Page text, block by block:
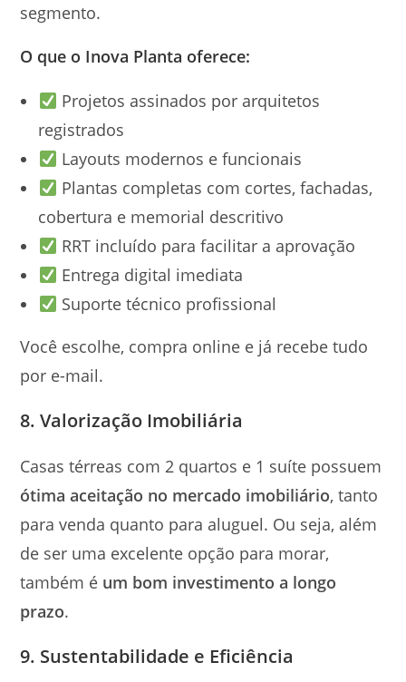
segmento.
O que o Inova Planta oferece:
Projetos assinados por arquitetos
registrados
Layouts modernos e funcionais
Plantas completas com cortes, fachadas,
cobertura e memorial descritivo
RRT incluído para facilitar a aprovação
Entrega digital imediata
Suporte técnico profissional
Você escolhe, compra online e já recebe tudo
por e-mail.
8. Valorização Imobiliária
Casas térreas com 2 quartos e 1 suíte possuem
ótima aceitação no mercado imobiliário, tanto
para venda quanto para aluguel. Ou seja, além
de ser uma excelente opção para morar,
também é um bom investimento a longo
prazo.
9. Sustentabilidade e Eficiência